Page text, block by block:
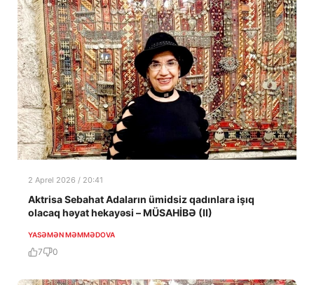
2 Aprel 2026 / 20:41
Aktrisa Sebahat Adaların ümidsiz qadınlara işıq
olacaq həyat hekayəsi – MÜSAHİBƏ (II)
YASƏMƏN MƏMMƏDOVA
7 0